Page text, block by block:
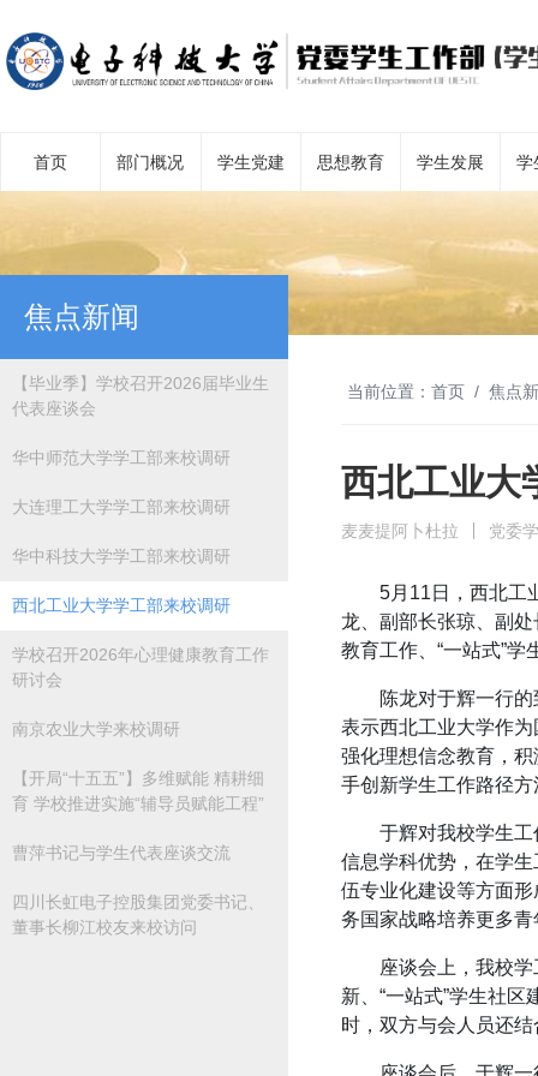
首页 部门概况 学生党建 思想教育 学生发展 学
焦点新闻
【毕业季】学校召开2026届毕业生
代表座谈会
华中师范大学学工部来校调研
大连理工大学学工部来校调研
华中科技大学学工部来校调研
西北工业大学学工部来校调研
学校召开2026年心理健康教育工作
研讨会
南京农业大学来校调研
【开局“十五五”】多维赋能 精耕细
育 学校推进实施“辅导员赋能工程”
曹萍书记与学生代表座谈交流
四川长虹电子控股集团党委书记、
董事长柳江校友来校访问
当前位置： 首页 焦点
西北工业大
麦麦提阿卜杜拉 党委
5月11日，西北工
龙、副部长张琼、副
教育工作、“一站式”
陈龙对于辉一行
表示西北工业大学作
强化理想信念教育，
手创新学生工作路径
于辉对我校学生
信息学科优势，在学
伍专业化建设等方面
务国家战略培养更多青
座谈会上，我校
新、“一站式”学生社
时，双方与会人员还